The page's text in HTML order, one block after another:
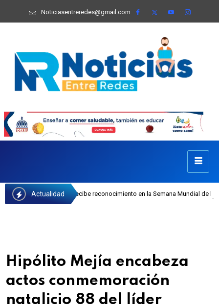
Noticiasentreredes@gmail.com
Actualidad
recibe reconocimiento en la Semana Mundial de la Lactancia Materna
Hipólito Mejía encabeza
actos conmemoración
natalicio 88 del líder